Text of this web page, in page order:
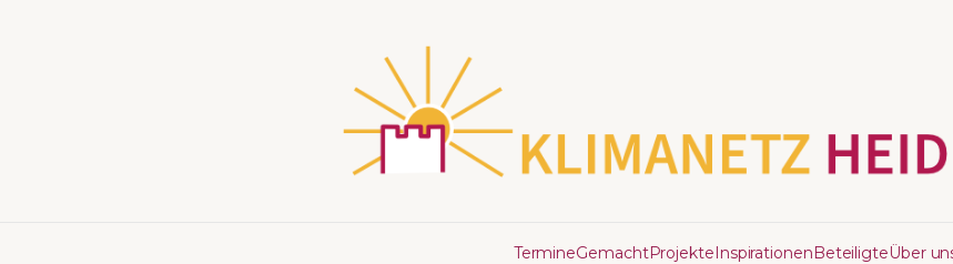
TermineGemachtProjekteInspirationenBeteiligteÜber